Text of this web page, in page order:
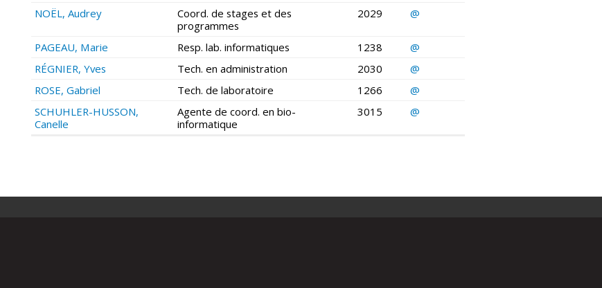
NOËL, Audrey
Coord. de stages et des
programmes
2029 @
PAGEAU, Marie Resp. lab. informatiques 1238
@
RÉGNIER, Yves
Tech. en administration 2030
@
ROSE, Gabriel
Tech. de laboratoire 1266
@
SCHUHLER-HUSSON,
Canelle
Agente de coord. en bio-
informatique
3015 @